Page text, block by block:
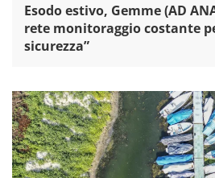
Esodo estivo, Gemme (AD
rete monitoraggio costante
sicurezza”